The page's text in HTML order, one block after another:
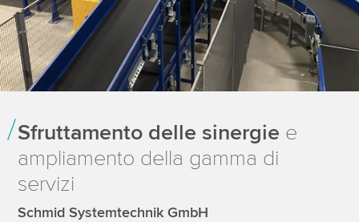
Sfruttamento delle sinergie e
ampliamento della gamma di
servizi
Schmid Systemtechnik GmbH